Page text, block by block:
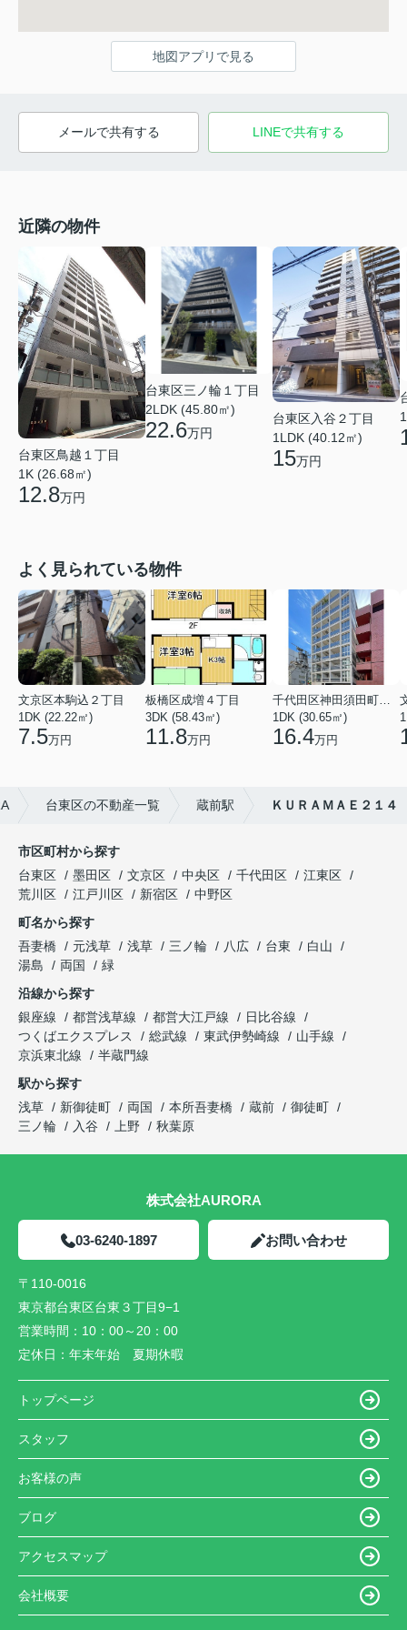
地図アプリで見る
メールで共有する LINEで共有する
近隣の物件
台東区鳥越１丁目
1K (26.68㎡)
12.8万円
台東区三ノ輪１丁目
2LDK (45.80㎡)
22.6万円
台東区入谷２丁目
1LDK (40.12㎡)
15万円
よく見られている物件
文京区本駒込２丁目
1DK (22.22㎡)
7.5万円
板橋区成増４丁目
3DK (58.43㎡)
11.8万円
千代田区神田須田町１丁目
1DK (30.65㎡)
16.4万円
台東区の不動産一覧 蔵前駅 ＫＵＲＡＭＡＥ２１４
市区町村から探す
台東区
墨田区 文京区 中央区 千代田区
江東区
荒川区
江戸川区 新宿区
中野区
町名から探す
吾妻橋
元浅草 浅草 三ノ輪 八広 台東
白山
湯島
両国
緑
沿線から探す
銀座線
都営浅草線 都営大江戸線
日比谷線
つくばエクスプレス
総武線 東武伊勢崎線
山手線
京浜東北線
半蔵門線
駅から探す
浅草
新御徒町 両国 本所吾妻橋 蔵前
御徒町
三ノ輪
入谷 上野 秋葉原
株式会社AURORA
03-6240-1897 お問い合わせ
〒110-0016
東京都台東区台東３丁目9−1
営業時間： 10：00～20：00
定休日： 年末年始 夏期休暇
トップページ
スタッフ
お客様の声
ブログ
アクセスマップ
会社概要